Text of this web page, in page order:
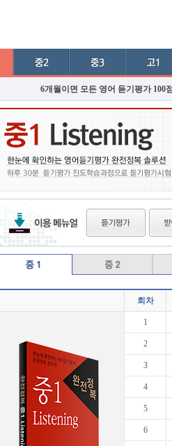
6개월이면 모든 영어 듣기평가 100
회차
1
2
3
4
5
6